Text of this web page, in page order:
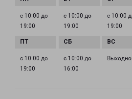
с 10:00 до
19:00
с 10:00 до
19:00
с 10:00
19:00
с 10:00 до
19:00
с 10:00 до
16:00